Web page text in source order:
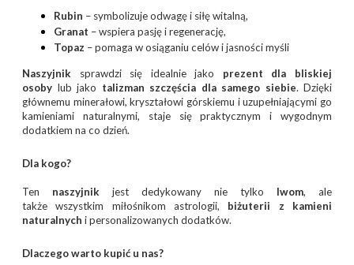
Rubin – symbolizuje odwagę i siłę witalną,
Granat – wspiera pasję i regenerację,
Topaz – pomaga w osiąganiu celów i jasności myśli
Naszyjnik sprawdzi się idealnie jako prezent dla bliskiej
osoby lub jako talizman szczęścia dla samego siebie. Dzięki
głównemu minerałowi, kryształowi górskiemu i uzupełniającymi go
kamieniami naturalnymi, staje się praktycznym i wygodnym
dodatkiem na co dzień.
Dla kogo?
Ten naszyjnik jest dedykowany nie tylko lwom, ale
także wszystkim miłośnikom astrologii, biżuterii z kamieni
naturalnych i personalizowanych dodatków.
Dlaczego warto kupić u nas?